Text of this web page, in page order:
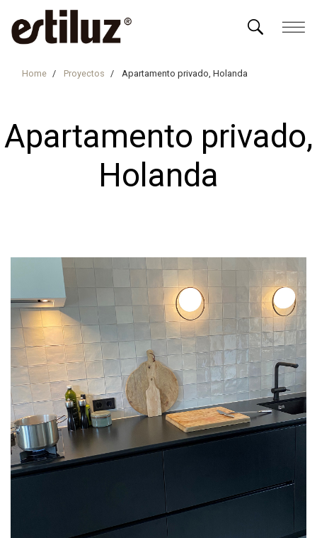
Home Proyectos Apartamento privado, Holanda
Apartamento privado,
Holanda